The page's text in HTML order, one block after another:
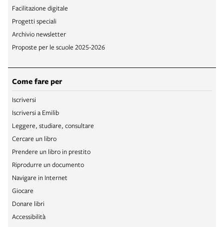
Facilitazione digitale
Progetti speciali
Archivio newsletter
Proposte per le scuole 2025-2026
Come fare per
Iscriversi
Iscriversi a Emilib
Leggere, studiare, consultare
Cercare un libro
Prendere un libro in prestito
Riprodurre un documento
Navigare in Internet
Giocare
Donare libri
Accessibilità